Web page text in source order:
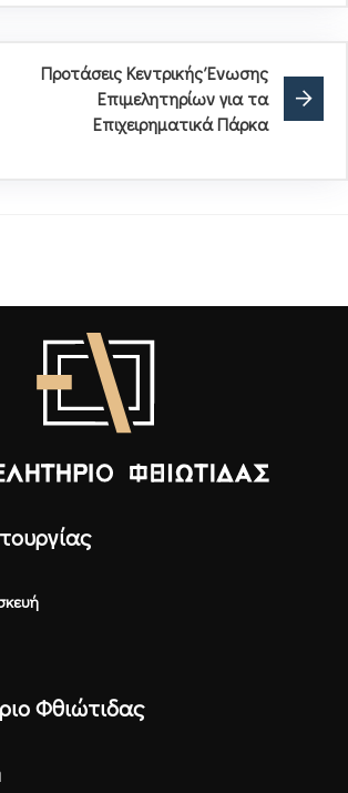
Προτάσεις Κεντρικής Ένωσης
Επιμελητηρίων για τα
Επιχειρηματικά Πάρκα
Φθιώτιδας